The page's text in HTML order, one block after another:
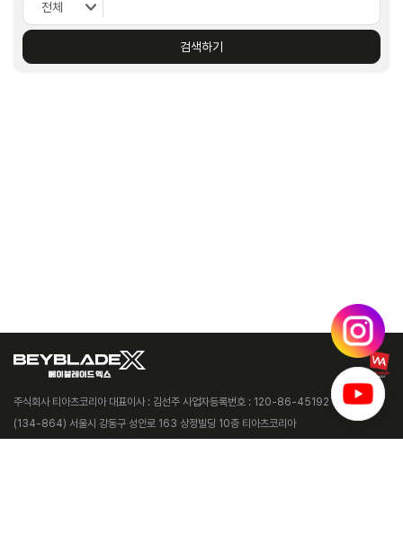
검색하기
주식회사 티아츠코리아 대표이사 : 김선주 사업자등록번호 : 120-86-45192
(134-864) 서울시 강동구 성안로 163 상정빌딩 10층 티아츠코리아